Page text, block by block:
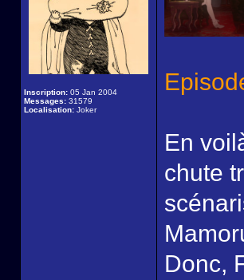
Inscription: 05 Jan 2004
Messages: 31579
Localisation: Joker
En
chute
Donc,